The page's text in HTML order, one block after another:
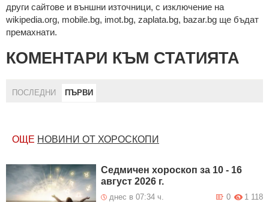
други сайтове и външни източници, с изключение на
wikipedia.org, mobile.bg, imot.bg, zaplata.bg, bazar.bg ще бъдат
премахнати.
КОМЕНТАРИ КЪМ СТАТИЯТА
ПОСЛЕДНИ ПЪРВИ
ОЩЕ НОВИНИ ОТ ХОРОСКОПИ
Седмичен хороскоп за 10 - 16
август 2026 г.
днес в 07:34 ч. 1 118
0